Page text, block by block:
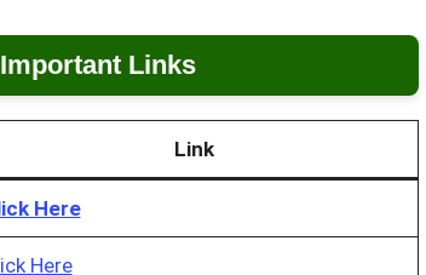
Links
Link
Here
Here